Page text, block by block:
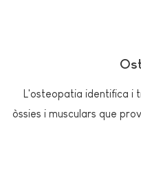
L'osteopatia identifica i
òssies i musculars que